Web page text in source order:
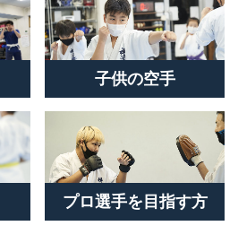
子供の空手
プロ選手を目指す方